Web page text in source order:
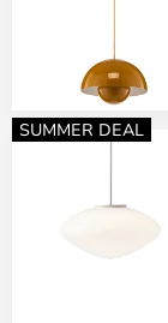
SUMMER DEAL